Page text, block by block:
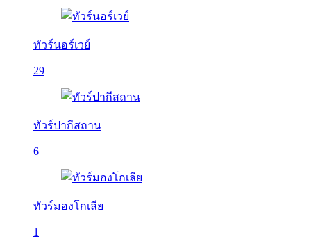
ทัวร์นอร์เวย์
29
ทัวร์ปากีสถาน
6
ทัวร์มองโกเลีย
1